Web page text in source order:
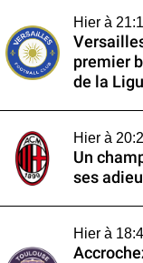
Hier à
premier
de la
Hier à
Un
ses
Hier à